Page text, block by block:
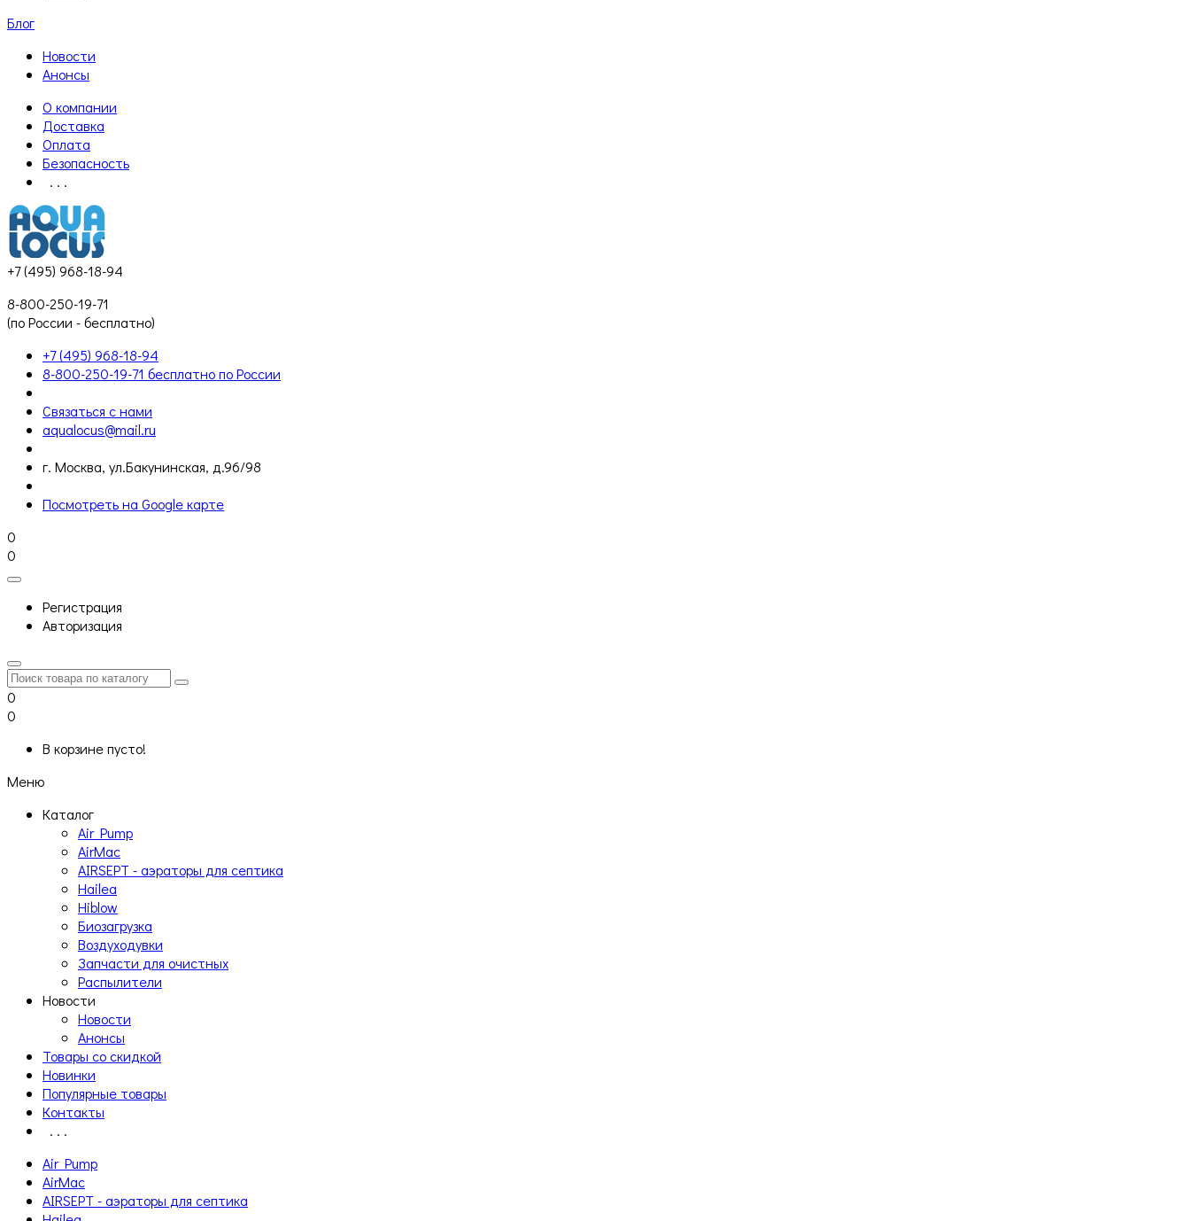
Блог
Новости
Анонсы
О компании
Доставка
Оплата
Безопасность
. . .
+7 (495) 968-18-94
8-800-250-19-71
(по России - бесплатно)
+7 (495) 968-18-94
8-800-250-19-71 бесплатно по России
Связаться с нами
aqualocus@mail.ru
г. Москва, ул.Бакунинская, д.96/98
Посмотреть на Google карте
0
0
Регистрация
Авторизация
0
0
В корзине пусто!
Меню
Каталог
Air Pump
AirMac
AIRSEPT - аэраторы для септика
Hailea
Hiblow
Биозагрузка
Воздуходувки
Запчасти для очистных
Распылители
Новости
Новости
Анонсы
Товары со скидкой
Новинки
Популярные товары
Контакты
. . .
Air Pump
AirMac
AIRSEPT - аэраторы для септика